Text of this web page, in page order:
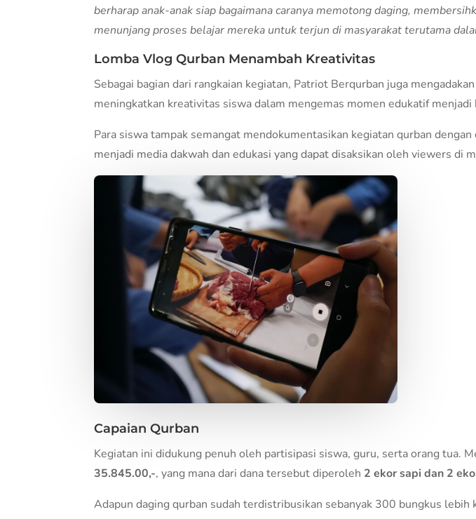
berharap anak-anak siap bagaimana caranya memotong daging,
menunjang proses belajar mereka untuk terjun di masyarakat terutama
Lomba Vlog Qurban Menambah Kreativitas
Sebagai bagian dari rangkaian kegiatan, Patriot Berqurban juga
meningkatkan kreativitas siswa dalam mengemas momen edukatif
Para siswa tampak semangat mendokumentasikan kegiatan qurban
menjadi media dakwah dan edukasi yang dapat disaksikan oleh viewers di
Capaian Qurban
Kegiatan ini didukung penuh oleh partisipasi siswa, guru, serta orang tua.
35.845.00,-, yang mana dari dana tersebut diperoleh 2 ekor sapi dan 2
Adapun daging qurban sudah terdistribusikan sebanyak 300 bungkus lebih